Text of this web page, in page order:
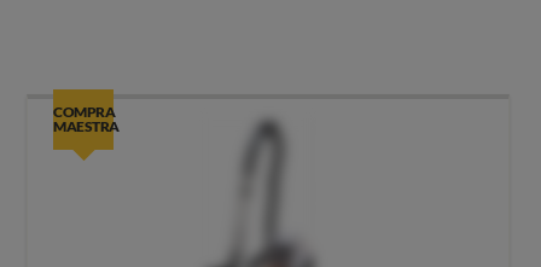
COMPRA
MAESTRA